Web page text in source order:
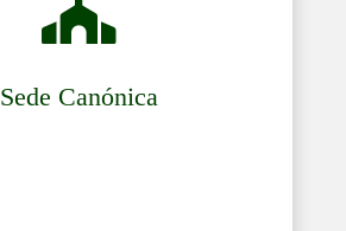

Sede Canónica